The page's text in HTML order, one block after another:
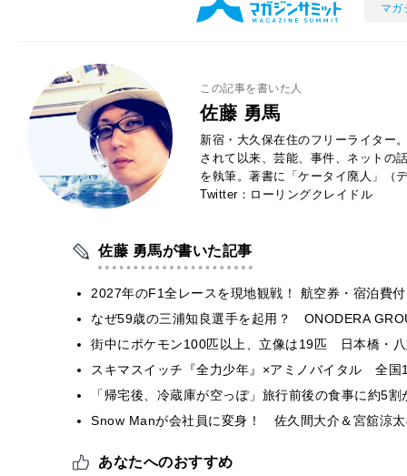
マガ
この記事を書いた人
佐藤 勇馬
新宿・大久保在住のフリーライター
されて以来、芸能、事件、ネットの
を執筆。著書に「ケータイ廃人」（
Twitter：ローリングクレイドル
佐藤 勇馬が書いた記事
2027年のF1全レースを現地観戦！ 航空券・宿泊費
なぜ59歳の三浦知良選手を起用？ ONODERA
街中にポケモン100匹以上、立像は19匹 日本橋・
スキマスイッチ『全力少年』×アミノバイタル 全国
「帰宅後、冷蔵庫が空っぽ」旅行前後の食事に約5
Snow Manが会社員に変身！ 佐久間大介＆宮舘涼
あなたへのおすすめ